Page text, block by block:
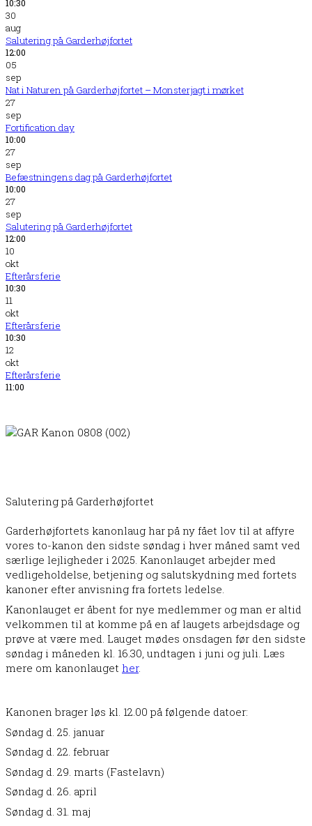
10:30
30
aug
Salutering på Garderhøjfortet
12:00
05
sep
Nat i Naturen på Garderhøjfortet – Monsterjagt i mørket
27
sep
Fortification day
10:00
27
sep
Befæstningens dag på Garderhøjfortet
10:00
27
sep
Salutering på Garderhøjfortet
12:00
10
okt
Efterårsferie
10:30
11
okt
Efterårsferie
10:30
12
okt
Efterårsferie
11:00
Salutering på Garderhøjfortet
Garderhøjfortets kanonlaug har på ny fået lov til at affyre
vores to-kanon den sidste søndag i hver måned samt ved
særlige lejligheder i 2025. Kanonlauget arbejder med
vedligeholdelse, betjening og salutskydning med fortets
kanoner efter anvisning fra fortets ledelse.
Kanonlauget er åbent for nye medlemmer og man er altid
velkommen til at komme på en af laugets arbejdsdage og
prøve at være med. Lauget mødes onsdagen før den sidste
søndag i måneden kl. 16.30, undtagen i juni og juli. Læs
mere om kanonlauget her.
Kanonen brager løs kl. 12.00 på følgende datoer:
Søndag d. 25. januar
Søndag d. 22. februar
Søndag d. 29. marts (Fastelavn)
Søndag d. 26. april
Søndag d. 31. maj